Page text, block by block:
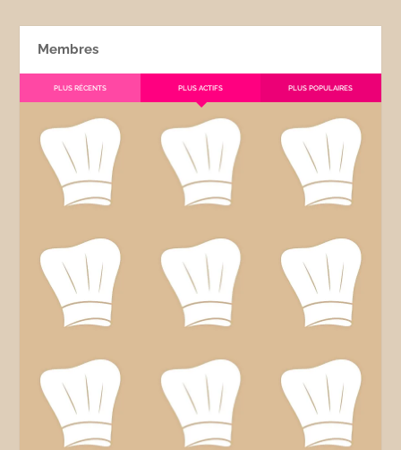
Membres
PLUS RÉCENTS PLUS ACTIFS PLUS POPULAIRES